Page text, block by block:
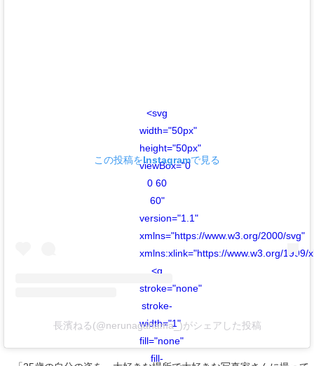
<svg
width="50px"
height="50px"
viewBox="0
0 60
60"
version="1.1"
xmlns="https://www.w3.org/2000/svg"
xmlns:xlink="https://www.w3.org/1999/
<g
stroke="none"
stroke-
width="1"
fill="none"
fill-
この投稿をInstagramで見る
長濱ねる(@nerunagahama_)がシェアした投稿